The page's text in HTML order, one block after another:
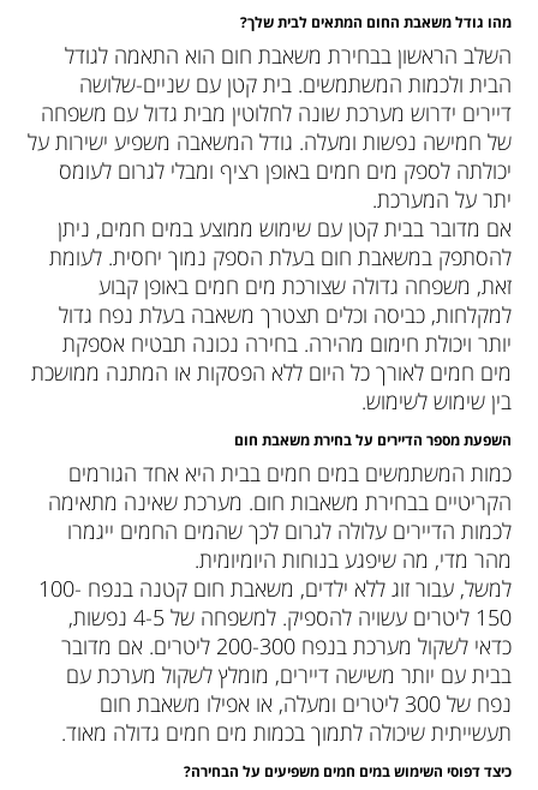
מהו גודל משאבת החום המתאים לבית שלך?
השלב הראשון בבחירת משאבת חום הוא התאמה לגודל
הבית ולכמות המשתמשים. בית קטן עם שניים-שלושה
דיירים ידרוש מערכת שונה לחלוטין מבית גדול עם משפחה
של חמישה נפשות ומעלה. גודל המשאבה משפיע ישירות על
יכולתה לספק מים חמים באופן רציף ומבלי לגרום לעומס
יתר על המערכת.
אם מדובר בבית קטן עם שימוש ממוצע במים חמים, ניתן
להסתפק במשאבת חום בעלת הספק נמוך יחסית. לעומת
זאת, משפחה גדולה שצורכת מים חמים באופן קבוע
למקלחות, כביסה וכלים תצטרך משאבה בעלת נפח גדול
יותר ויכולת חימום מהירה. בחירה נכונה תבטיח אספקת
מים חמים לאורך כל היום ללא הפסקות או המתנה ממושכת
בין שימוש לשימוש.
השפעת מספר הדיירים על בחירת משאבת חום
כמות המשתמשים במים חמים בבית היא אחד הגורמים
הקריטיים בבחירת משאבות חום. מערכת שאינה מתאימה
לכמות הדיירים עלולה לגרום לכך שהמים החמים ייגמרו
מהר מדי, מה שיפגע בנוחות היומיומית.
למשל, עבור זוג ללא ילדים, משאבת חום קטנה בנפח 100-
150 ליטרים עשויה להספיק. למשפחה של 4-5 נפשות,
כדאי לשקול מערכת בנפח 200-300 ליטרים. אם מדובר
בבית עם יותר משישה דיירים, מומלץ לשקול מערכת עם
נפח של 300 ליטרים ומעלה, או אפילו משאבת חום
תעשייתית שיכולה לתמוך בכמות מים חמים גדולה מאוד.
כיצד דפוסי השימוש במים חמים משפיעים על הבחירה?